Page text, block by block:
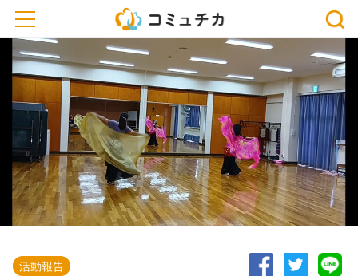
toggle navigation
活動報告